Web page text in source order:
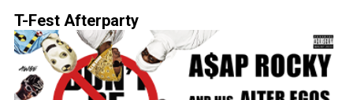
T-Fest Afterparty